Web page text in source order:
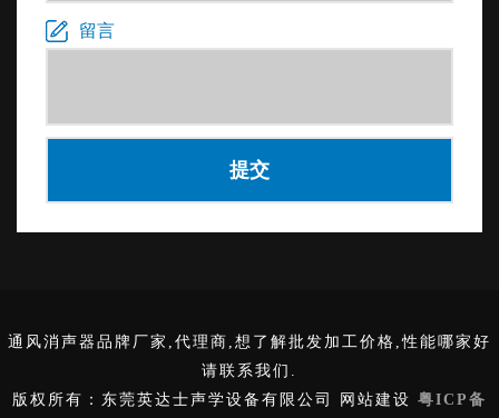
留言
通风消声器品牌厂家,代理商,想了解批发加工价格,性能哪家好
请联系我们.
版权所有：东莞英达士声学设备有限公司 网站建设 粤ICP备